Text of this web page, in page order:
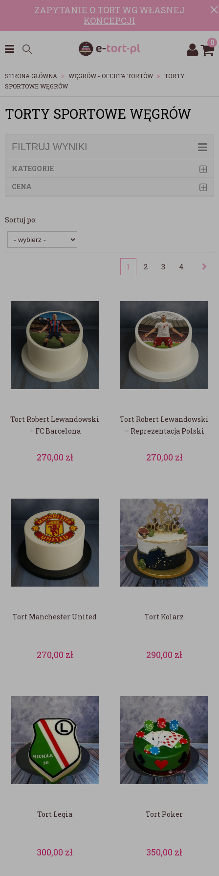
ZAPYTANIE O TORT WG WŁASNEJ
KONCEPCJI
0
STRONA GŁÓWNA WĘGRÓW - OFERTA TORTÓW
TORTY
SPORTOWE WĘGRÓW
TORTY SPORTOWE WĘGRÓW
FILTRUJ WYNIKI
KATEGORIE
CENA
Sortuj po:
1 2 3 4
Tort Robert Lewandowski
– FC Barcelona
270,00 zł
Tort Robert Lewandowski
– Reprezentacja Polski
270,00 zł
Tort Manchester United
270,00 zł
Tort Kolarz
290,00 zł
Tort Legia
300,00 zł
Tort Poker
350,00 zł